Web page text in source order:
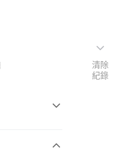
清除
紀錄